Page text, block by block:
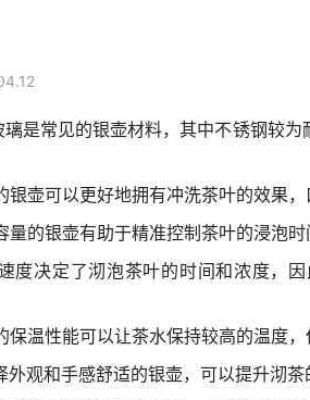
璃是常见的银壶材料，其中不锈钢较
银壶可以更好地拥有冲洗茶叶的效果，
的银壶有助于精准控制茶叶的浸泡时
度决定了沏泡茶叶的时间和浓度，
保温性能可以让茶水保持较高的温度，
观和手感舒适的银壶，可以提升沏茶